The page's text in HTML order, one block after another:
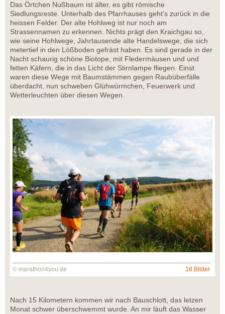
Das Örtchen Nußbaum ist älter, es gibt römische
Siedlungsreste. Unterhalb des Pfarrhauses geht’s zurück in die
heissen Felder. Der alte Hohlweg ist nur noch am
Strassennamen zu erkennen. Nichts prägt den Kraichgau so,
wie seine Hohlwege, Jahrtausende alte Handelswege, die sich
metertief in den Lößboden gefräst haben. Es sind gerade in der
Nacht schaurig schöne Biotope, mit Fledermäusen und und
fetten Käfern, die in das Licht der Stirnlampe fliegen. Einst
waren diese Wege mit Baumstämmen gegen Raubüberfälle
überdacht, nun schweben Glühwürmchen, Feuerwerk und
Wetterleuchten über diesen Wegen.
© marathon4you.de 18 Bilder
Nach 15 Kilometern kommen wir nach Bauschlott, das letzen
Monat schwer überschwemmt wurde. An mir läuft das Wasser